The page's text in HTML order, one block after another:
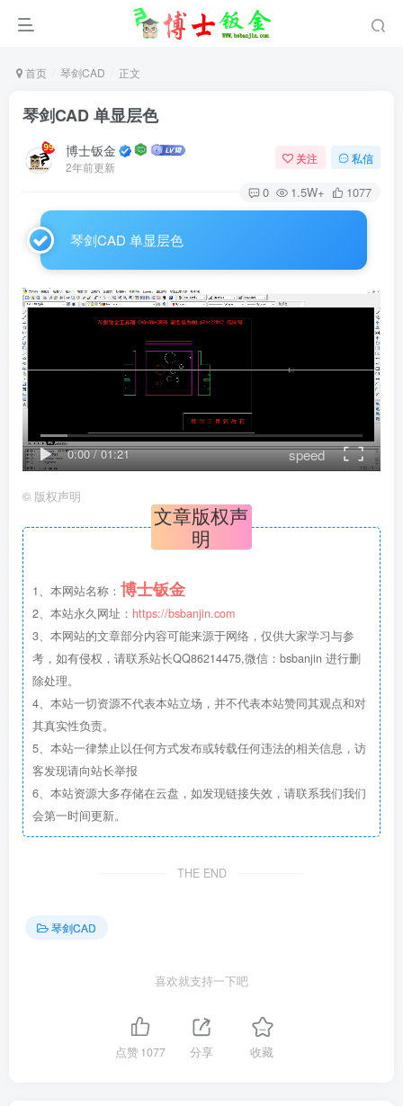
首页 琴剑CAD 正文
琴剑CAD 单显层色
博士钣金
2年前更新
关注 私信
0 1.5W+ 1077
琴剑CAD 单显层色
0:00/01:21 speed
© 版权声明
文章版权声
明
1、本网站名称： 博士钣金
2、本站永久网址： https://bsbanjin.com
3、本网站的文章部分内容可能来源于网络，仅供大家学习与参
考，如有侵权，请联系站长QQ86214475,微信：bsbanjin 进行删
除处理。
4、本站一切资源不代表本站立场，并不代表本站赞同其观点和对
其真实性负责。
5、本站一律禁止以任何方式发布或转载任何违法的相关信息，访
客发现请向站长举报
6、本站资源大多存储在云盘，如发现链接失效，请联系我们我们
会第一时间更新。
THE END
琴剑CAD
喜欢就支持一下吧
点赞1077 分享 收藏